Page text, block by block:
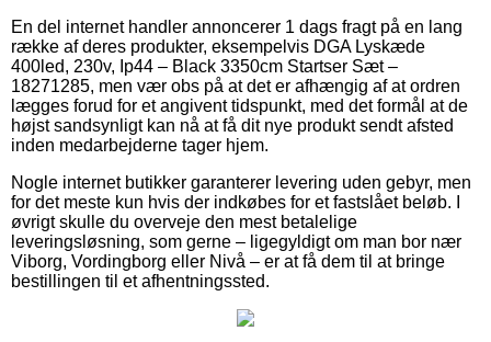
En del internet handler annoncerer 1 dags fragt på en lang
række af deres produkter, eksempelvis DGA Lyskæde
400led, 230v, Ip44 – Black 3350cm Startser Sæt –
18271285, men vær obs på at det er afhængig af at ordren
lægges forud for et angivent tidspunkt, med det formål at de
højst sandsynligt kan nå at få dit nye produkt sendt afsted
inden medarbejderne tager hjem.
Nogle internet butikker garanterer levering uden gebyr, men
for det meste kun hvis der indkøbes for et fastslået beløb. I
øvrigt skulle du overveje den mest betalelige
leveringsløsning, som gerne – ligegyldigt om man bor nær
Viborg, Vordingborg eller Nivå – er at få dem til at bringe
bestillingen til et afhentningssted.